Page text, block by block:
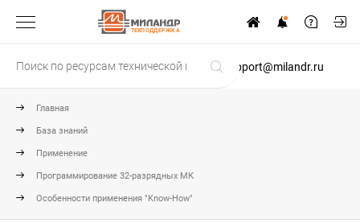
ТЕХПОДДЕРЖКА
support@milandr.ru
Главная
База знаний
Применение
Программирование 32-разрядных МК
Особенности применения "Know-How"